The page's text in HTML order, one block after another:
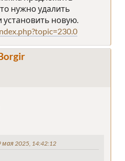
нужно удалить
новую.
2025, 14:42:12